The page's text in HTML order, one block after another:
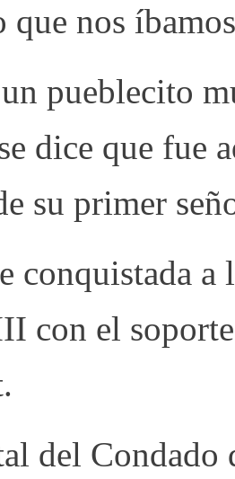
que nos
pueblecito
dice que fue
su primer
conquistada a
con el
del Condado